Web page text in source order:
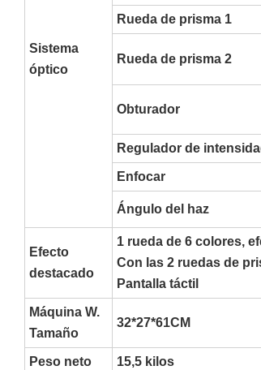
Sistema
óptico
Rueda de prisma 1
Rueda de prisma 2
Obturador
Regulador de
Enfocar
Ángulo del haz
Efecto
destacado
1 rueda de 6 colores,
Con las 2 ruedas de
Pantalla táctil
Máquina W.
Tamaño
32*27*61CM
Peso neto 15,5 kilos